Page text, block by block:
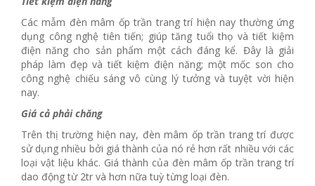
Các mẫm đèn mâm ốp trần trang trí hiện nay thường ứng
dụng công nghệ tiên tiến; giúp tăng tuổi thọ và tiết kiệm
điện năng cho sản phẩm một cách đáng kể. Đây là giải
pháp làm đẹp và tiết kiệm điện năng; một mốc son cho
công nghệ chiếu sáng vô cùng lý tưởng và tuyệt vời hiện
nay.
Giá cả phải chăng
Trên thị trường hiện nay, đèn mâm ốp trần trang trí được
sử dụng nhiều bởi giá thành của nó rẻ hơn rất nhiều với các
loại vật liệu khác. Giá thành của đèn mâm ốp trần trang trí
dao động từ 2tr và hơn nữa tuỳ từng loại đèn.